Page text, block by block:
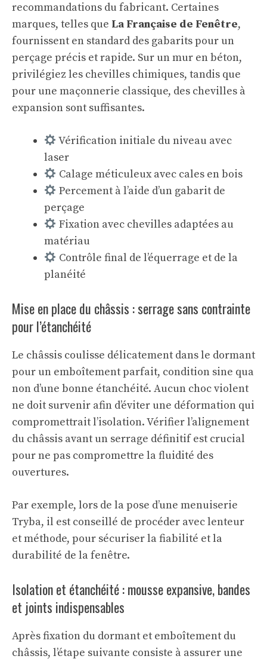
recommandations du fabricant. Certaines
marques, telles que La Française de Fenêtre,
fournissent en standard des gabarits pour un
perçage précis et rapide. Sur un mur en béton,
privilégiez les chevilles chimiques, tandis que
pour une maçonnerie classique, des chevilles à
expansion sont suffisantes.
Vérification initiale du niveau avec
laser
Calage méticuleux avec cales en bois
Percement à l’aide d’un gabarit de
perçage
Fixation avec chevilles adaptées au
matériau
Contrôle final de l’équerrage et de la
planéité
Mise en place du châssis : serrage sans contrainte
pour l’étanchéité
Le châssis coulisse délicatement dans le dormant
pour un emboîtement parfait, condition sine qua
non d’une bonne étanchéité. Aucun choc violent
ne doit survenir afin d’éviter une déformation qui
compromettrait l’isolation. Vérifier l’alignement
du châssis avant un serrage définitif est crucial
pour ne pas compromettre la fluidité des
ouvertures.
Par exemple, lors de la pose d’une menuiserie
Tryba, il est conseillé de procéder avec lenteur
et méthode, pour sécuriser la fiabilité et la
durabilité de la fenêtre.
Isolation et étanchéité : mousse expansive, bandes
et joints indispensables
Après fixation du dormant et emboîtement du
châssis, l’étape suivante consiste à assurer une